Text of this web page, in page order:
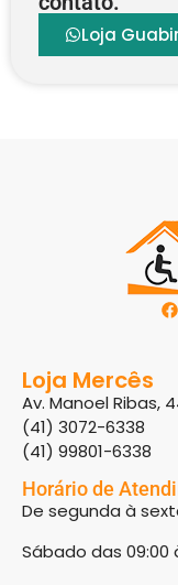
Loja
Loja Mercês
Av. Manoel Ribas,
(41) 3072-6338
(41) 99801-6338
Horário de
De segunda à
Sábado das 09:00